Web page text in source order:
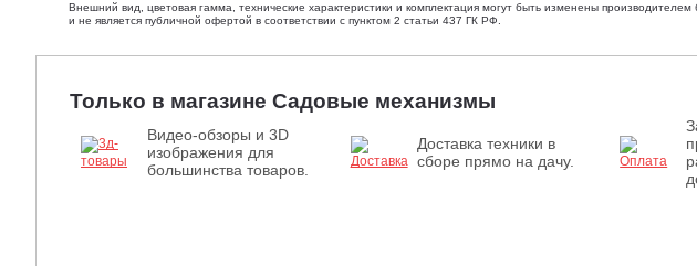
Внешний вид, цветовая гамма, технические характеристики и комплектация могут быть изменены
и не является публичной офертой в соответствии с пунктом 2 статьи 437 ГК РФ.
Только в магазине Садовые механизмы
Видео-обзоры и 3D
изображения для
большинства товаров.
Доставка техники в
сборе прямо на дачу.